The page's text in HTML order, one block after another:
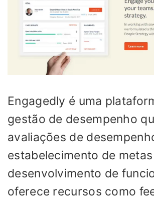
Engagedly é uma
gestão de desempenho
avaliações de
estabelecimento de
desenvolvimento de
oferece recursos como